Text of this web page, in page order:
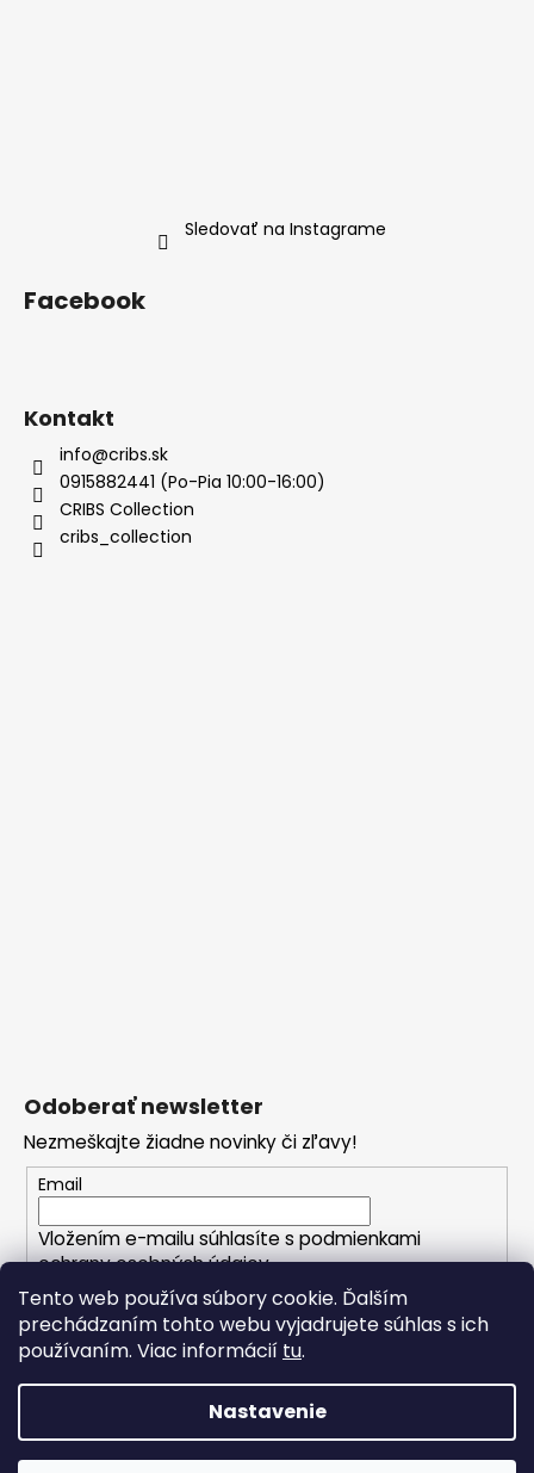
Tento web používa súbory cookie. Ďalším
prechádzaním tohto webu vyjadrujete súhlas s ich
používaním. Viac informácií tu.
Nastavenie
Sledovať na Instagrame
Facebook
Kontakt
info@cribs.sk
0915882441 (Po-Pia 10:00-16:00)
CRIBS Collection
cribs_collection
Odoberať newsletter
Nezmeškajte žiadne novinky či zľavy!
Email
Vložením e-mailu súhlasíte spodmienkami
ochrany osobných údajov
PRIHLÁSIŤ SA
Copyright 2026CRIBS.sk - váš módny butik. Všetky